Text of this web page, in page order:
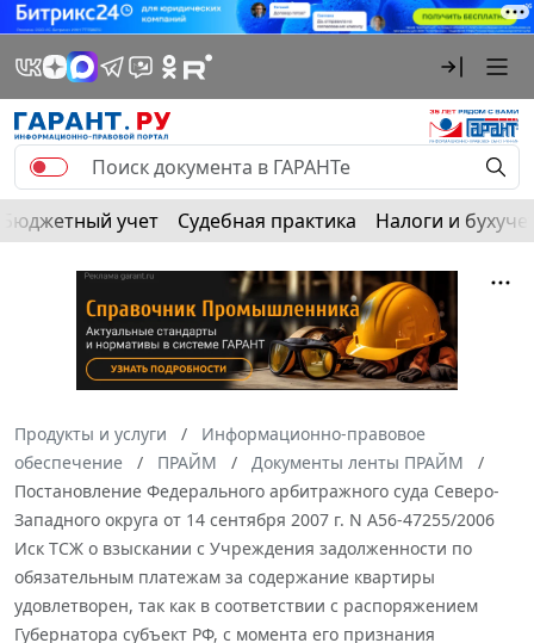
Бюджетный учет Судебная практика Налоги и
Продукты и услуги
Информационно-правовое
обеспечение
ПРАЙМ
Документы ленты ПРАЙМ
Постановление Федерального арбитражного суда Северо-
Западного округа от 14 сентября 2007 г. N А56-47255/2006
Иск ТСЖ о взыскании с Учреждения задолженности по
обязательным платежам за содержание квартиры
удовлетворен, так как в соответствии с распоряжением
Губернатора субъект РФ, с момента его признания